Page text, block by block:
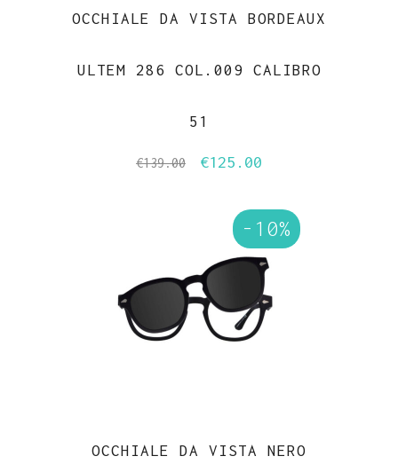
OCCHIALE DA VISTA BORDEAUX
ULTEM 286 COL.009 CALIBRO
51
€139.00
Il
originale
€139.00.
€125.00
attuale
è:
€125.00.
-10%
OCCHIALE DA VISTA NERO